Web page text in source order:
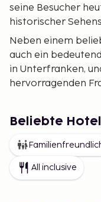
seine Besucher
historischer
Neben einem
auch ein
in Unterfranken,
hervorragenden
Beliebte
All inclusive